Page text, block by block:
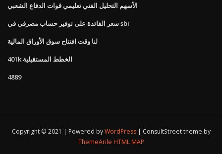
الأسهم التحليل الفني تعليمي قوات الدفاع الشعبي
سعر الفائدة على توفير حساب مصرفي في sbi
لنا وقت افتتاح سوق الأوراق المالية
401k الخطط المستقبلية
4889
Copyright © 2021 | Powered byWordPress
ConsultStreet theme by
ThemeArile HTML MAP